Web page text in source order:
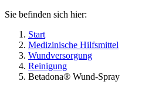
Sie befinden sich hier:
Start
Medizinische Hilfsmittel
Wundversorgung
Reinigung
Betadona® Wund-Spray